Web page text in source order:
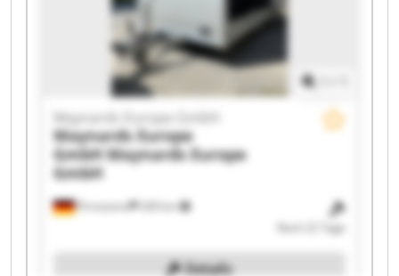
Pirmasens 269 km
Maynards Europe GmbH
Maynards Europe
GmbHMaynards Europe
GmbH
Noch 22 Tage
Details